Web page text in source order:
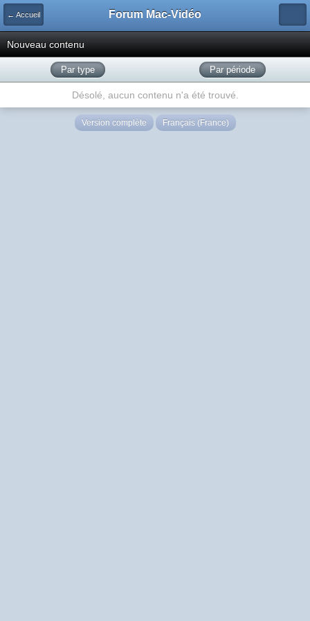
← Accueil Forum Mac-Vidéo
Nouveau contenu
Par type Par période
Désolé, aucun contenu n'a été trouvé.
Version complète Français (France)